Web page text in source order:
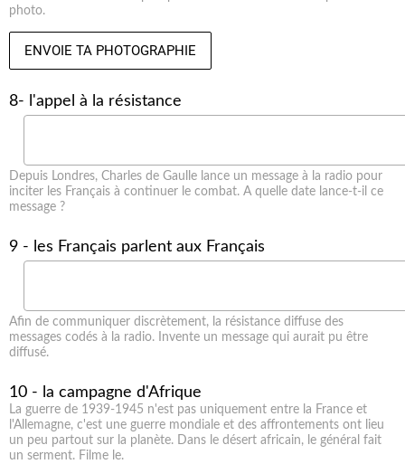
photo.
ENVOIE TA PHOTOGRAPHIE
8- l'appel à la résistance
Depuis Londres, Charles de Gaulle lance un message à la radio pour
inciter les Français à continuer le combat. A quelle date lance-t-il ce
message ?
9 - les Français parlent aux Français
Afin de communiquer discrètement, la résistance diffuse des
messages codés à la radio. Invente un message qui aurait pu être
diffusé.
10 - la campagne d'Afrique
La guerre de 1939-1945 n'est pas uniquement entre la France et
l'Allemagne, c'est une guerre mondiale et des affrontements ont lieu
un peu partout sur la planète. Dans le désert africain, le général fait
un serment. Filme le.